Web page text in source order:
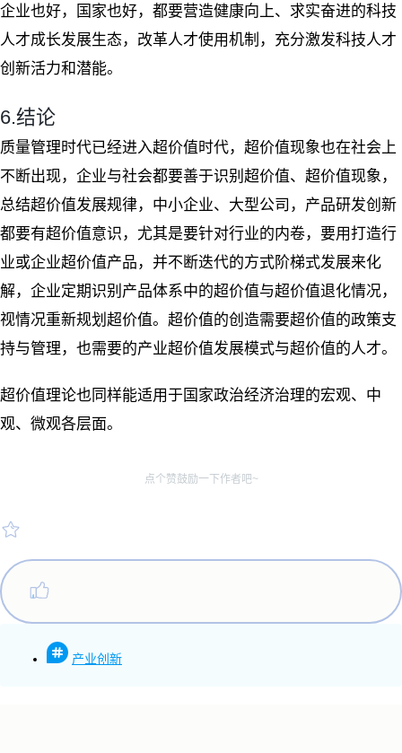
企业也好，国家也好，都要营造健康向上、求实奋进的科技
人才成长发展生态，改革人才使用机制，充分激发科技人才
创新活力和潜能。
6.结论
质量管理时代已经进入超价值时代，超价值现象也在社会上
不断出现，企业与社会都要善于识别超价值、超价值现象，
总结超价值发展规律，中小企业、大型公司，产品研发创新
都要有超价值意识，尤其是要针对行业的内卷，要用打造行
业或企业超价值产品，并不断迭代的方式阶梯式发展来化
解，企业定期识别产品体系中的超价值与超价值退化情况，
视情况重新规划超价值。超价值的创造需要超价值的政策支
持与管理，也需要的产业超价值发展模式与超价值的人才。
超价值理论也同样能适用于国家政治经济治理的宏观、中
观、微观各层面。
点个赞鼓励一下作者吧~
产业创新